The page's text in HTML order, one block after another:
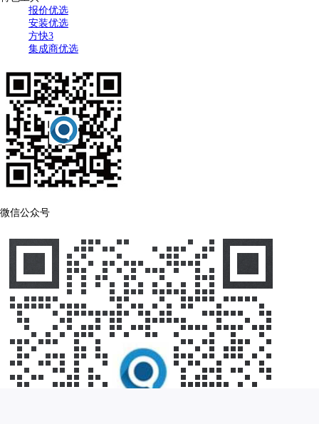
报价优选
安装优选
方快3
集成商优选
微信公众号